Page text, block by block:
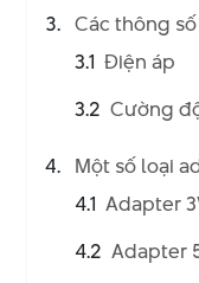
Các thông
3.1 Điện áp
3.2 Cường
Một số loại
4.1 Adapter
4.2 Adapter